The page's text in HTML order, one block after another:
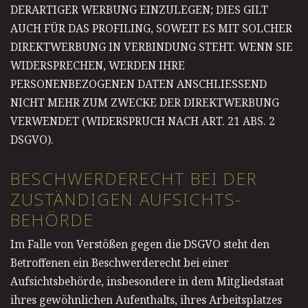
DERARTIGER WERBUNG EINZULEGEN; DIES GILT
AUCH FÜR DAS PROFILING, SOWEIT ES MIT SOLCHER
DIREKTWERBUNG IN VERBINDUNG STEHT. WENN SIE
WIDERSPRECHEN, WERDEN IHRE
PERSONENBEZOGENEN DATEN ANSCHLIESSEND
NICHT MEHR ZUM ZWECKE DER DIREKTWERBUNG
VERWENDET (WIDERSPRUCH NACH ART. 21 ABS. 2
DSGVO).
BESCHWERDE­RECHT BEI DER
ZUSTÄNDIGEN AUFSICHTS­
BEHÖRDE
Im Falle von Verstößen gegen die DSGVO steht den
Betroffenen ein Beschwerderecht bei einer
Aufsichtsbehörde, insbesondere in dem Mitgliedstaat
ihres gewöhnlichen Aufenthalts, ihres Arbeitsplatzes